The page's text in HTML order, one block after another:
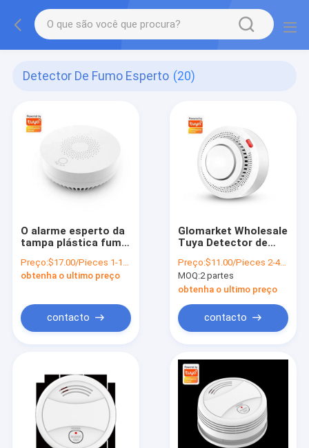
Detector De Fumo Esperto (20)
O alarme esperto da
tampa plástica fuma
agregado familiar do
controle do App de
Zigbee
Preço:$17.00/Pieces 1-199 Pieces
obtenha o ultimo preço
contacto
Glomarket Wholesale
Tuya Detector de
Alarme Remoto Sem
Fio Sensor de
Fumaça Doméstica
Suporte OEM
Preço:$11.00/Pieces 2-49 Pieces
MOQ:2 partes
obtenha o ultimo preço
contacto